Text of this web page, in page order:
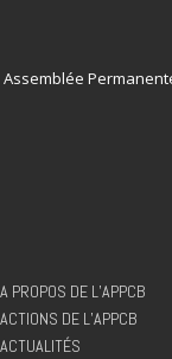
Assemblée
A PROPOS DE L’APPCB
ACTIONS DE L’APPCB
ACTUALITÉS